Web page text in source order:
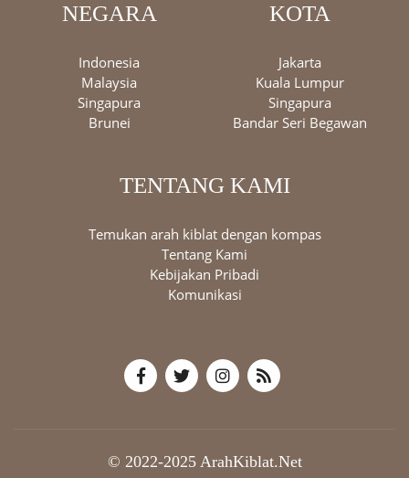
NEGARA
Indonesia
Malaysia
Singapura
Brunei
KOTA
Jakarta
Kuala Lumpur
Singapura
Bandar Seri Begawan
TENTANG KAMI
Temukan arah kiblat dengan kompas
Tentang Kami
Kebijakan Pribadi
Komunikasi
© 2022-2025 ArahKiblat.Net